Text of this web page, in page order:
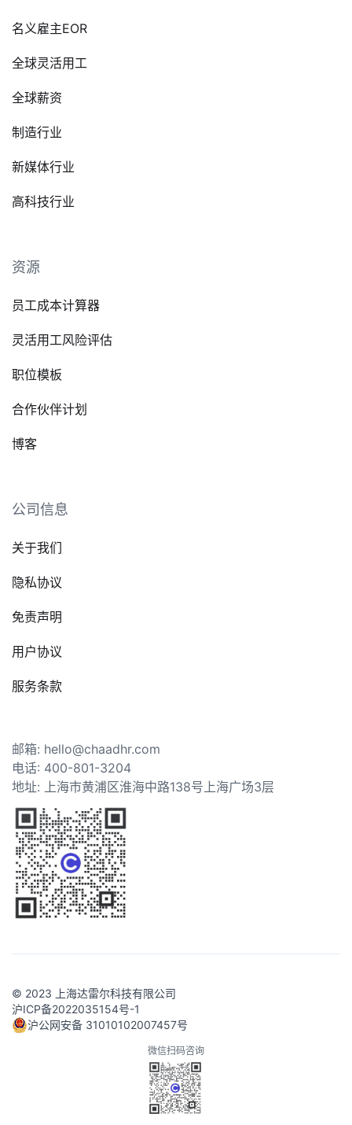
名义雇主EOR
全球灵活用工
全球薪资
制造行业
新媒体行业
高科技行业
资源
员工成本计算器
灵活用工风险评估
职位模板
合作伙伴计划
博客
公司信息
关于我们
隐私协议
免责声明
用户协议
服务条款
邮箱: hello@chaadhr.com
电话: 400-801-3204
地址: 上海市黄浦区淮海中路138号上海广场3层
© 2023 上海达雷尔科技有限公司
沪ICP备2022035154号-1
沪公网安备 31010102007457号
微信扫码咨询